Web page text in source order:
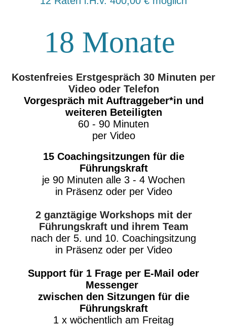
18 Monate
Kostenfreies Erstgespräch 30 Minuten per
Video oder Telefon
Vorgespräch mit Auftraggeber*in und
weiteren Beteiligten
60 - 90 Minuten
per Video
15 Coachingsitzungen für die
Führungskraft
je 90 Minuten alle 3 - 4 Wochen
in Präsenz oder per Video
2 ganztägige Workshops mit der
Führungskraft und ihrem Team
nach der 5. und 10. Coachingsitzung
in Präsenz oder per Video
Support für 1 Frage per E-Mail oder
Messenger
zwischen den Sitzungen für die
Führungskraft
1 x wöchentlich am Freitag